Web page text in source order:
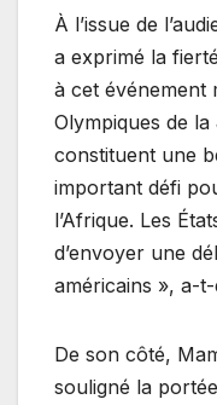
À l’issue de
a exprimé la
à cet événement
Olympiques de
constituent une
important défi
l’Afrique. Les
d’envoyer une
américains », a-
De son côté,
souligné la